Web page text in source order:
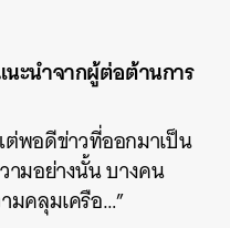
ะนำจากผู้ต่อต้านการ
พอดีข่าวที่ออกมาเป็น
ามอย่างนั้น บางคน
มคลุมเครือ…”